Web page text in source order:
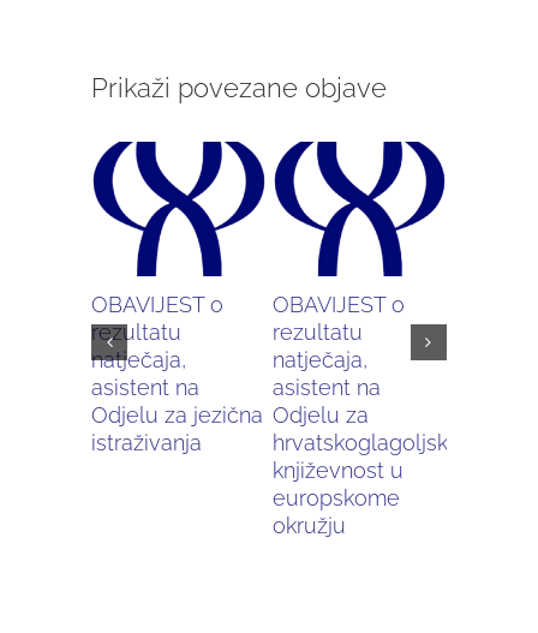
Prikaži povezane objave
OBAVIJEST o
rezultatu
natječaja,
asistent na
Odjelu za jezična
istraživanja
OBAVIJEST o
rezultatu
natječaja,
asistent na
Odjelu za
hrvatskoglagoljsku
književnost u
europskome
okružju